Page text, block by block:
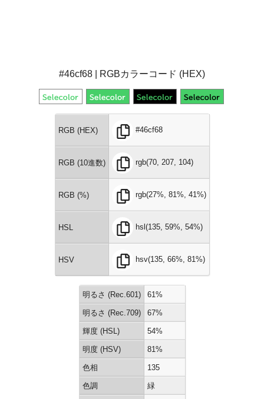
#46cf68 | RGBカラーコード (HEX)
RGB (HEX) #46cf68
RGB (10進数) rgb(70, 207, 104)
RGB (%) rgb(27%, 81%, 41%)
HSL hsl(135, 59%, 54%)
HSV hsv(135, 66%, 81%)
明るさ (Rec.601) 61%
明るさ (Rec.709) 67%
輝度 (HSL) 54%
明度 (HSV) 81%
色相 135
色調 緑